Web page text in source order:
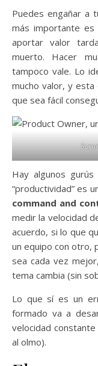
Puedes engañar a
más importante
aportar valor
muerto. Hacer
tampoco vale. Lo
mucho valor, y
que sea fácil
Hay algunos
“productividad” es
command and
medir la velocidad
acuerdo, si lo que
un equipo con otro,
sea cada vez
tema cambia (sin
Lo que sí es un
formado va a
velocidad
al olmo).